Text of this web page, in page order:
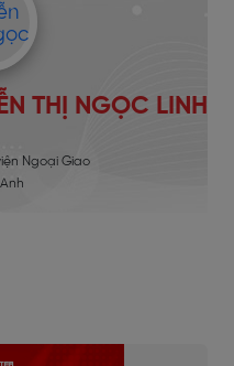
THỊ NGỌC LINH
Ngoại Giao